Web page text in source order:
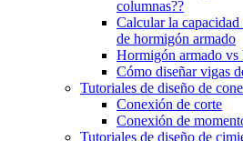
columnas??
Calcular la
de hormigón armado
Hormigón armado vs
Cómo diseñar vigas
Tutoriales de diseño de
Conexión de corte
Conexión de
Tutoriales de diseño de